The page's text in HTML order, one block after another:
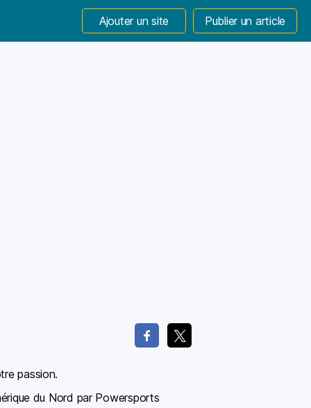
Ajouter un site Publier un article
passion.
du Nord par Powersports